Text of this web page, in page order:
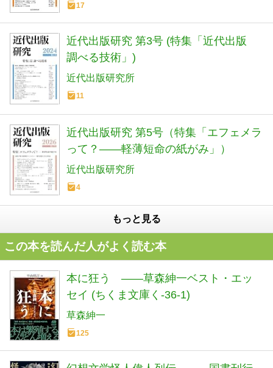
17
近代出版研究 第3号 (特集「近代出版
調べる技術」)
近代出版研究所
11
近代出版研究 第5号（特集「エフェメラ
って？――軽薄短命の紙がみ」）
近代出版研究所
4
もっと見る
この本を読んだ人がよく読む本
本に狂う ――草森紳一ベスト・エッ
セイ (ちくま文庫く-36-1)
草森紳一
125